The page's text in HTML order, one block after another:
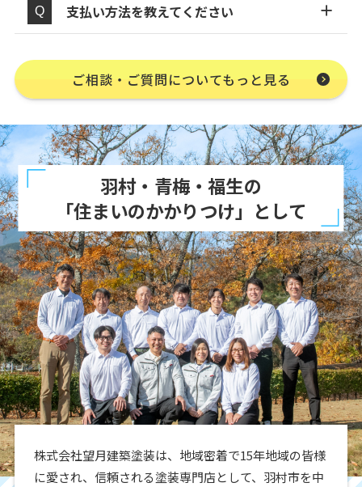
支払い方法を教えてください
ご相談・ご質問についてもっと見る
羽村・青梅・福生の
「住まいのかかりつけ」として
株式会社望月建築塗装は、地域密着で15年地域の皆様
に愛され、信頼される塗装専門店として、羽村市を中